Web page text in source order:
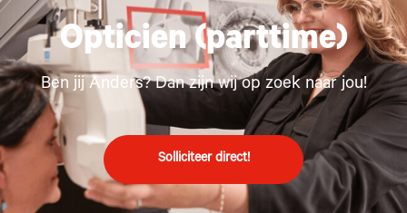
Opticien (parttime)
Ben jij Anders? Dan zijn wij op zoek naar jou!
Solliciteer direct!